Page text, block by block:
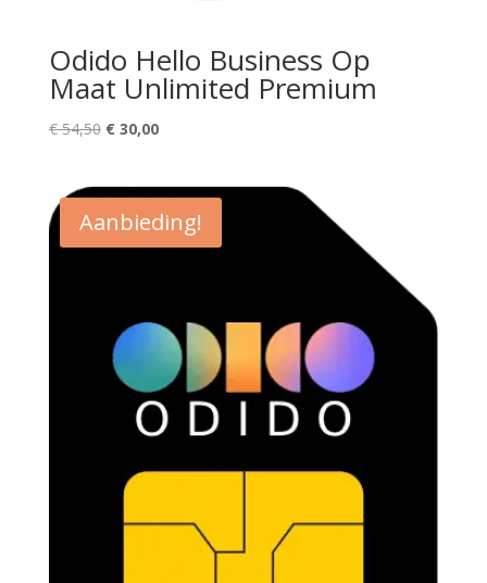
Odido Hello Business Op
Maat Unlimited Premium
€54,50 Oorspronkelijke
€ 54,50.
€30,00Huidige
€ 30,00.
Aanbieding!